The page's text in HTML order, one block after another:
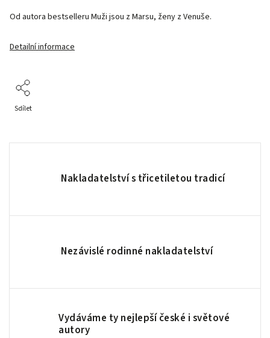
Od autora bestselleru Muži jsou z Marsu, ženy z Venuše.
Detailní informace
Sdílet
Nakladatelství s třicetiletou tradicí
Nezávislé rodinné nakladatelství
Vydáváme ty nejlepší české i světové
autory